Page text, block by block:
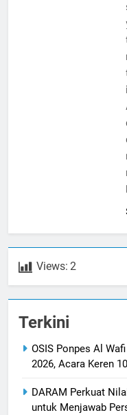
Views: 2
Terkini
OSIS Ponpes Al
2026, Acara Keren
DARAM Perkuat
untuk Menjawab